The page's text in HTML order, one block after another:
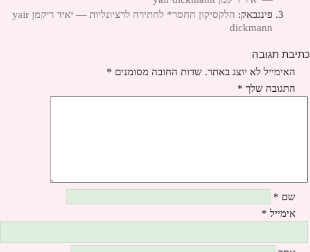
פינגבאק:
הלקסיקון החסר* לחתירה לרציונליות — יאיר דיקמן yair
dickmann
כתיבת תגובה
האימייל לא יוצג באתר. שדות החובה מסומנים *
התגובה שלך *
שם *
אימייל *